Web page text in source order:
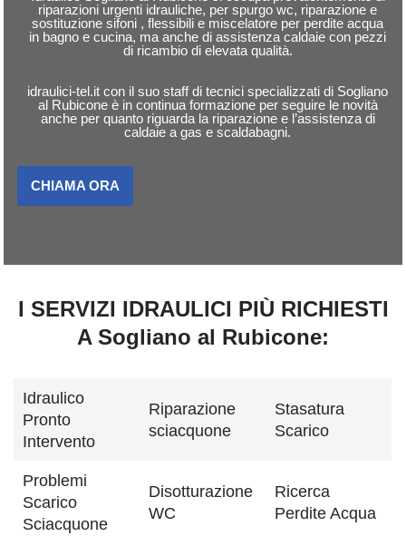
riparazioni urgenti idrauliche, per spurgo wc, riparazione e
sostituzione sifoni , flessibili e miscelatore per perdite acqua
in bagno e cucina, ma anche di assistenza caldaie con pezzi
di ricambio di elevata qualità.
idraulici-tel.it con il suo staff di tecnici specializzati di Sogliano
al Rubicone è in continua formazione per seguire le novità
anche per quanto riguarda la riparazione e l’assistenza di
caldaie a gas e scaldabagni.
CHIAMA ORA
I SERVIZI IDRAULICI PIÙ RICHIESTI
A Sogliano al Rubicone:
Idraulico
Pronto
Intervento
Riparazione
sciacquone
Stasatura
Scarico
Problemi
Scarico
Sciacquone
Disotturazione
WC
Ricerca
Perdite Acqua